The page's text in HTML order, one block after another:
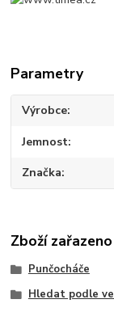
Parametry
Výrobce
Jemnost
Značka
Zboží
Punčocháče
Hledat podle